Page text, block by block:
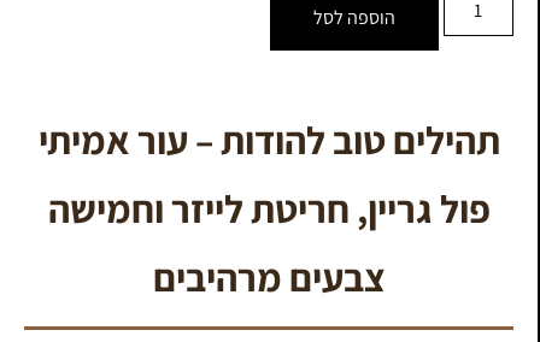
הוספה לסל
תהילים טוב להודות – עור אמיתי
פול גריין, חריטת לייזר וחמישה
צבעים מרהיבים